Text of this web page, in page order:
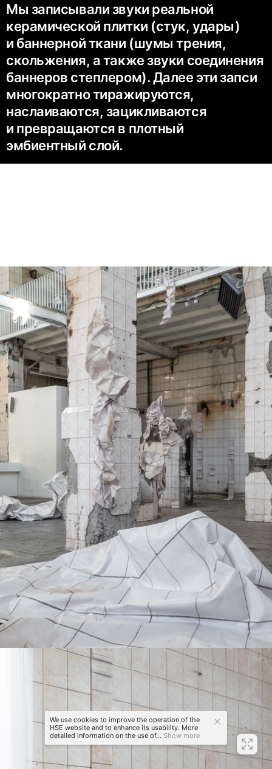
Мы записывали звуки реальной
керамической плитки (стук, удары)
и баннерной ткани (шумы трения,
скольжения, а также звуки соединения
баннеров степлером). Далее эти запси
многократно тиражируются,
наслаиваются, зацикливаются
и превращаются в плотный
эмбиентный слой.
We use cookies to improve the operation of the
HSE website and to enhance its usability. More
detailed information on the use of... Show more